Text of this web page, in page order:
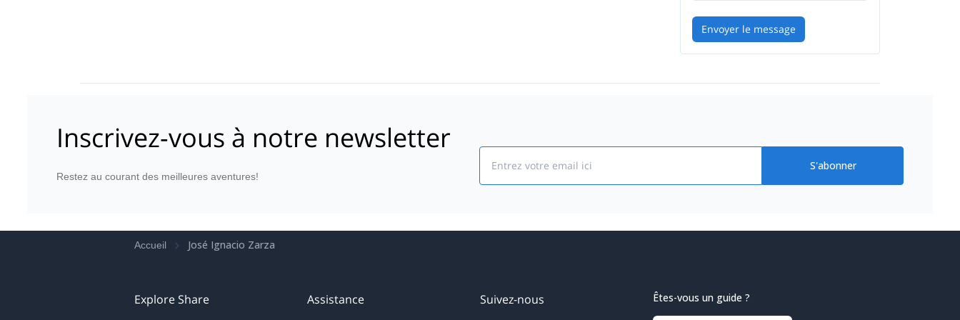
Envoyer le message
Inscrivez-vous à notre newsletter
Restez au courant des meilleures aventures!
S'abonner
Accueil José Ignacio Zarza
Explore Share Assistance Suivez-nous Êtes-vous un guide ?